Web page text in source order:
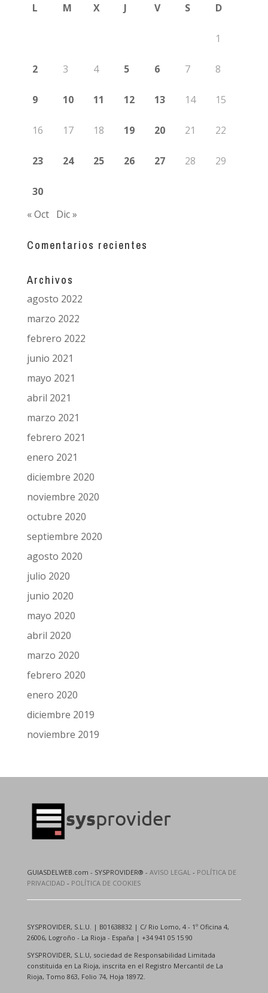
L M X J V S D
1
2 3 4 5 6 7 8
9 10 11 12 13 14 15
16 17 18 19 20 21 22
23 24 25 26 27 28 29
30
« Oct
Dic »
Comentarios recientes
Archivos
agosto 2022
marzo 2022
febrero 2022
junio 2021
mayo 2021
abril 2021
marzo 2021
febrero 2021
enero 2021
diciembre 2020
noviembre 2020
octubre 2020
septiembre 2020
agosto 2020
julio 2020
junio 2020
mayo 2020
abril 2020
marzo 2020
febrero 2020
enero 2020
diciembre 2019
noviembre 2019
GUIASDELWEB.com - SYSPROVIDER® - AVISO LEGAL- POLÍTICA DE
PRIVACIDAD - POLÍTICA DE COOKIES
SYSPROVIDER, S.L.U. | B01638832 | C/ Rio Lomo, 4 - 1º Oficina 4,
26006, Logroño - La Rioja - España | +34 941 05 15 90
SYSPROVIDER, S.L.U, sociedad de Responsabilidad Limitada
constituida en La Rioja, inscrita en el Registro Mercantil de La
Rioja, Tomo 863, Folio 74, Hoja 18972.